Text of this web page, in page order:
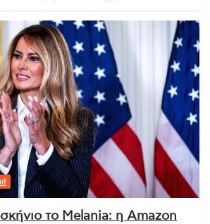
το Melania: η Amazon